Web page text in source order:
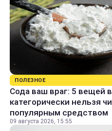
ПОЛЕЗНОЕ
Сода ваш враг: 5 вещей
категорически нельзя
популярным средством
09 августа 2026, 15:55